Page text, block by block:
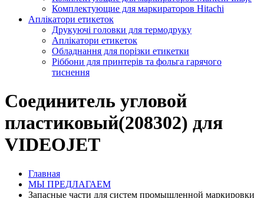
Комплектующие для маркираторов Hitachi
Аплікатори етикеток
Друкуючі головки для термодруку
Аплікатори етикеток
Обладнання для порізки етикетки
Ріббони для принтерів та фольга гарячого
тиснення
Соединитель угловой
пластиковый(208302) для
VIDEOJET
Главная
МЫ ПРЕДЛАГАЕМ
Запасные части для систем промышленной маркировки